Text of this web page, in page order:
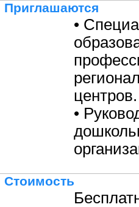
Приглашаются
•
центров.
•
Стоимость